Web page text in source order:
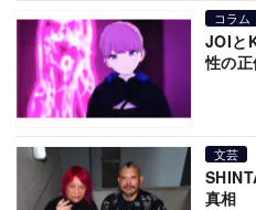
コラム
JOIと
性の
文芸
真相